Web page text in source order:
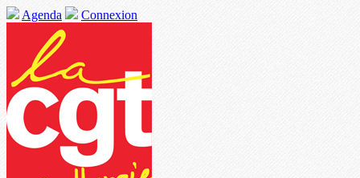
Agenda Connexion